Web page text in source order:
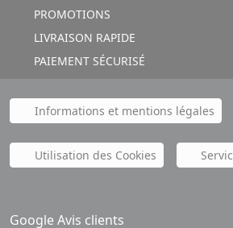
PROMOTIONS
LIVRAISON RAPIDE
PAIEMENT SÉCURISÉ
Informations et mentions légales
Utilisation des Cookies
Google Avis clients